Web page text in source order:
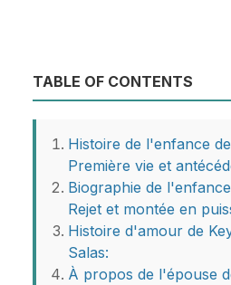
TABLE OF CONTENTS
Histoire de l'enfance
Première vie et
Biographie de
Rejet et montée en
Histoire d'amour de
Salas:
À propos de l'épouse